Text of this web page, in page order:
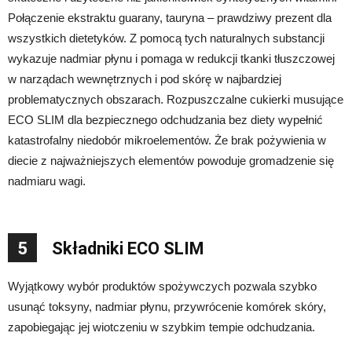
Połączenie ekstraktu guarany, tauryna – prawdziwy prezent dla
wszystkich dietetyków. Z pomocą tych naturalnych substancji
wykazuje nadmiar płynu i pomaga w redukcji tkanki tłuszczowej
w narządach wewnętrznych i pod skórę w najbardziej
problematycznych obszarach. Rozpuszczalne cukierki musujące
ECO SLIM dla bezpiecznego odchudzania bez diety wypełnić
katastrofalny niedobór mikroelementów. Że brak pożywienia w
diecie z najważniejszych elementów powoduje gromadzenie się
nadmiaru wagi.
5 Składniki ECO SLIM
Wyjątkowy wybór produktów spożywczych pozwala szybko
usunąć toksyny, nadmiar płynu, przywrócenie komórek skóry,
zapobiegając jej wiotczeniu w szybkim tempie odchudzania.